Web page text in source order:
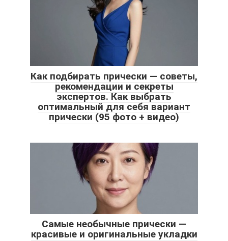
Как подбирать прически — советы,
рекомендации и секреты
экспертов. Как выбрать
оптимальный для себя вариант
прически (95 фото + видео)
Самые необычные прически —
красивые и оригинальные укладки